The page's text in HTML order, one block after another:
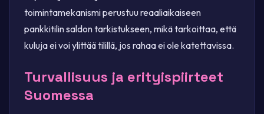
toimintamekanismi perustuu reaaliaikaiseen
pankkitilin saldon tarkistukseen, mikä tarkoittaa, että
kuluja ei voi ylittää tilillä, jos rahaa ei ole katettavissa.
Turvallisuus ja erityispiirteet
Suomessa